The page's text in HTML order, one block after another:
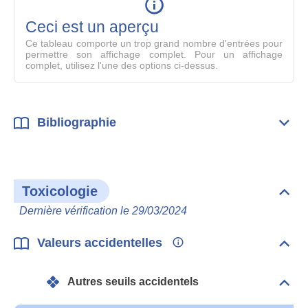
Ceci est un aperçu
Ce tableau comporte un trop grand nombre d'entrées pour
permettre son affichage complet. Pour un affichage
complet, utilisez l'une des options ci-dessus.
Bibliographie
Toxicologie
Dernière vérification le 29/03/2024
Valeurs accidentelles
Autres seuils accidentels